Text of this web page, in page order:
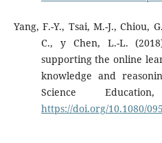
Yang, F.-Y., Tsai, M.-J., Chiou,
C., y Chen, L.-L.
supporting the online
knowledge and
Science
https://doi.org/10.1080/